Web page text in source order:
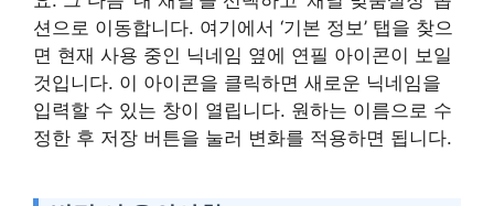
션으로 이동합니다. 여기에서 ‘기본 정보’ 탭을 찾으
면 현재 사용 중인 닉네임 옆에 연필 아이콘이 보일
것입니다. 이 아이콘을 클릭하면 새로운 닉네임을
입력할 수 있는 창이 열립니다. 원하는 이름으로 수
정한 후 저장 버튼을 눌러 변화를 적용하면 됩니다.